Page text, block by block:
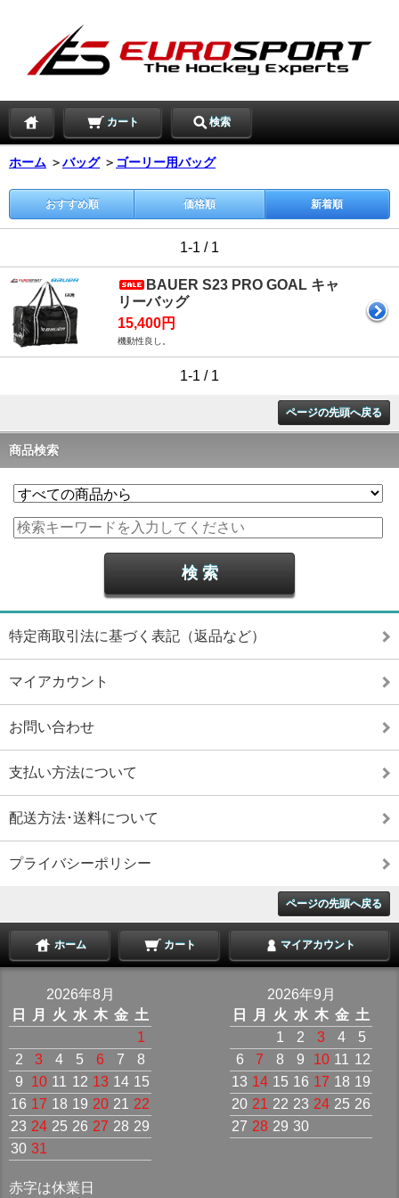
カート 検索
ホーム ＞バッグ ＞ ゴーリー用バッグ
おすすめ順 価格順 新着順
1-1 / 1
BAUER S23 PRO GOAL キャ
リーバッグ
15,400円
機動性良し。
1-1 / 1
ページの先頭へ戻る
商品検索
特定商取引法に基づく表記（返品など）
マイアカウント
お問い合わせ
支払い方法について
配送方法･送料について
プライバシーポリシー
ページの先頭へ戻る
ホーム カート マイアカウント
2026年8月
日
月 火 水 木 金 土
1
2
3 4 5 6 7
8
9
10 11 12 13 14 15
16 17 18 19 20 21 22
23 24 25 26 27 28 29
30 31
2026年9月
日
月 火 水 木 金 土
1
2 3 4
5
6
7 8 9 10 11 12
13 14 15 16 17 18 19
20 21 22 23 24 25 26
27 28 29 30
赤字は休業日